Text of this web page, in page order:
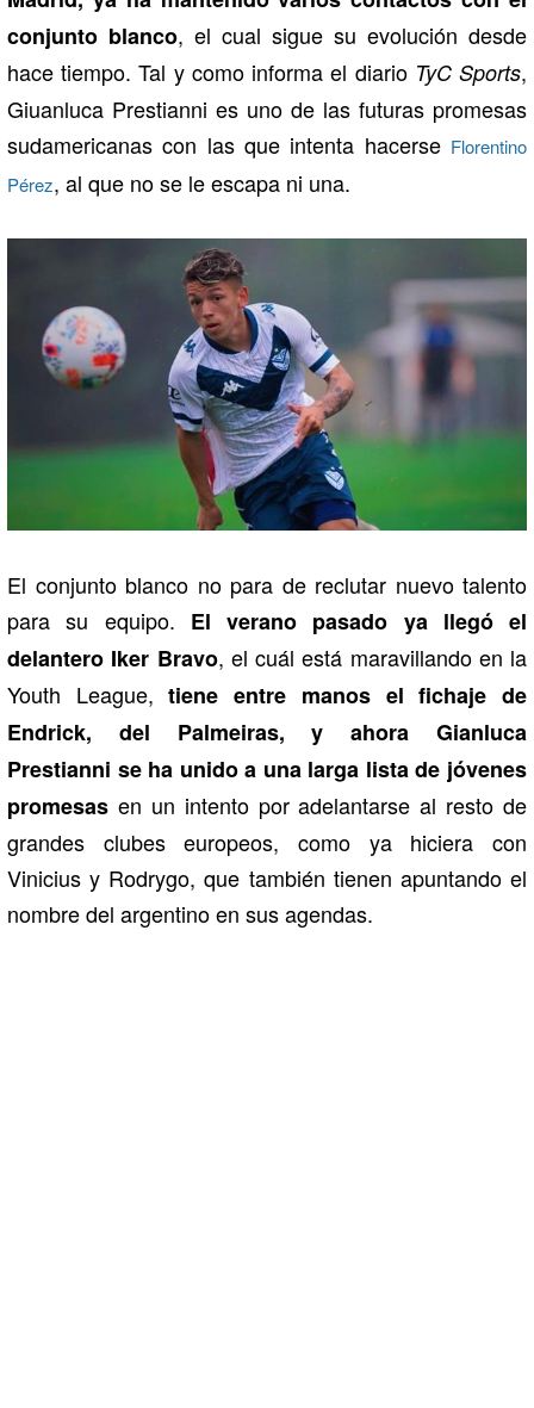
conjunto blanco, el cual sigue su evolución desde
hace tiempo. Tal y como informa el diario TyC Sports,
Giuanluca Prestianni es uno de las futuras promesas
sudamericanas con las que intenta hacerse Florentino
Pérez, al que no se le escapa ni una.
El conjunto blanco no para de reclutar nuevo talento
para su equipo. El verano pasado ya llegó el
delantero Iker Bravo, el cuál está maravillando en la
Youth League,tiene entre manos el fichaje de
Endrick, del Palmeiras, y ahora Gianluca
Prestianni se ha unido a una larga lista de jóvenes
promesas en un intento por adelantarse al resto de
grandes clubes europeos, como ya hiciera con
Vinicius y Rodrygo, que también tienen apuntando el
nombre del argentino en sus agendas.